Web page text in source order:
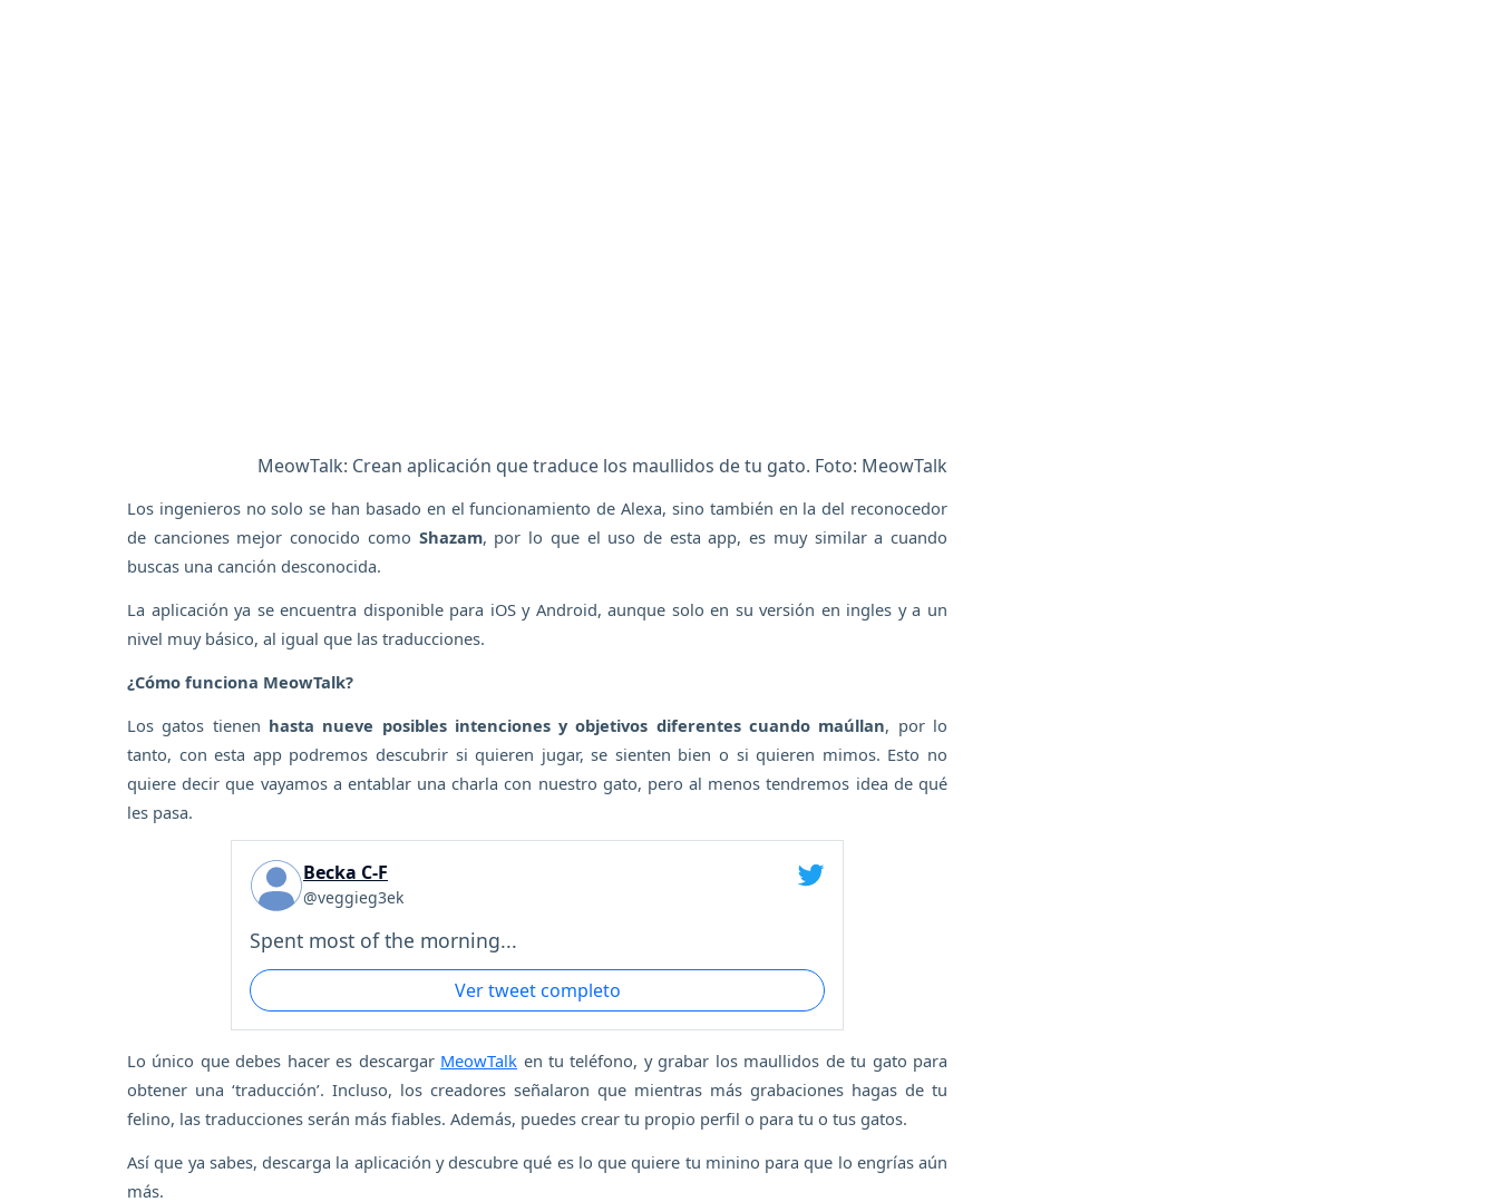
MeowTalk: Crean aplicación que traduce los maullidos de tu gato. Foto: MeowTalk
Los ingenieros no solo se han basado en el funcionamiento de Alexa, sino también en la del reconocedor
de canciones mejor conocido como Shazam, por lo que el uso de esta app, es muy similar a cuando
buscas una canción desconocida.
La aplicación ya se encuentra disponible para iOS y Android, aunque solo en su versión en ingles y a un
nivel muy básico, al igual que las traducciones.
¿Cómo funciona MeowTalk?
Los gatos tienen hasta nueve posibles intenciones y objetivos diferentes cuando maúllan, por lo
tanto, con esta app podremos descubrir si quieren jugar, se sienten bien o si quieren mimos. Esto no
quiere decir que vayamos a entablar una charla con nuestro gato, pero al menos tendremos idea de qué
les pasa.
Becka C-F
@veggieg3ek
Spent most of the morning...
Ver tweet completo
Lo único que debes hacer es descargar MeowTalk en tu teléfono, y grabar los maullidos de tu gato para
obtener una ‘traducción’. Incluso, los creadores señalaron que mientras más grabaciones hagas de tu
felino, las traducciones serán más fiables. Además, puedes crear tu propio perfil o para tu o tus gatos.
Así que ya sabes, descarga la aplicación y descubre qué es lo que quiere tu minino para que lo engrías aún
más.